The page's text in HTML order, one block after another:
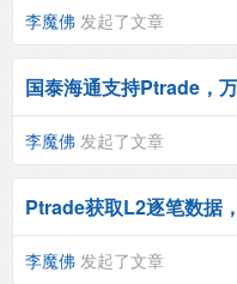
李魔佛 发起了文章
国泰海通支持Ptrade，
李魔佛 发起了文章
Ptrade获取L2逐笔数据
李魔佛 发起了文章